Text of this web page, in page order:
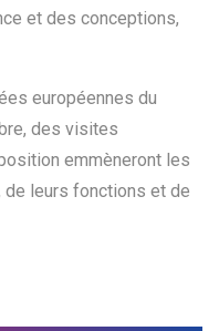
et des conceptions,
européennes du
des visites
emmèneront les
leurs fonctions et de